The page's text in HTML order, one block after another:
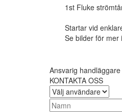
1st Fluke
Startar vid
Se bilder för mer
Ansvarig
KONTAKTA OSS